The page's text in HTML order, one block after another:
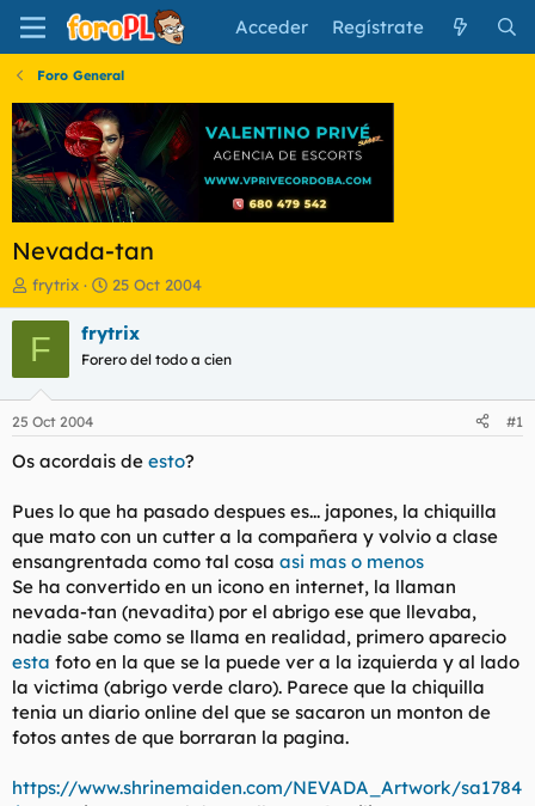
Acceder Regístrate
Foro General
Nevada-tan
I
n
i
c
a
d
o
r
l
t
e
m
a
frytrix
F
e
c
a
i
n
o
25 Oct 2004
F frytrix
Forero del todo a cien
25 Oct 2004 #1
Os acordais de esto?
Pues lo que ha pasado despues es... japones, la chiquilla
que mato con un cutter a la compañera y volvio a clase
ensangrentada como tal cosa asi mas o menos
Se ha convertido en un icono en internet, la llaman
nevada-tan (nevadita) por el abrigo ese que llevaba,
nadie sabe como se llama en realidad, primero aparecio
esta foto en la que se la puede ver a la izquierda y al lado
la victima (abrigo verde claro). Parece que la chiquilla
tenia un diario online del que se sacaron un monton de
fotos antes de que borraran la pagina.
https://www.shrinemaiden.com/NEVADA_Artwork/sa1784